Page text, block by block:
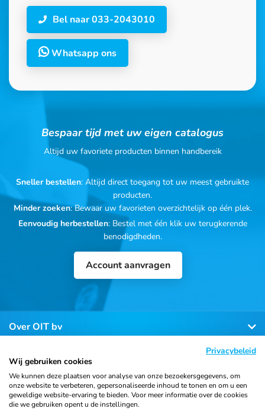
Bel naar 033-2043010
Whatsapp ons
Bespaar tijd met uw eigen catalogus
Altijd uw favoriete producten binnen handbereik
Sneller bestellen: Altijd direct toegang tot uw meest gebruikte
producten.
Minder zoeken: Bewaar uw favorieten overzichtelijk op één plek.
Eenvoudig herbestellen: Bestel met één klik uw terugkerende
benodigdheden.
Account aanvragen
Over OIT bv
Klantenservice
Contact
Privacybeleid
Wij gebruiken cookies
We kunnen deze plaatsen voor analyse van onze bezoekersgegevens, om
onze website te verbeteren, gepersonaliseerde inhoud te tonen en om u een
geweldige website-ervaring te bieden. Voor meer informatie over de cookies
die we gebruiken opent u de instellingen.